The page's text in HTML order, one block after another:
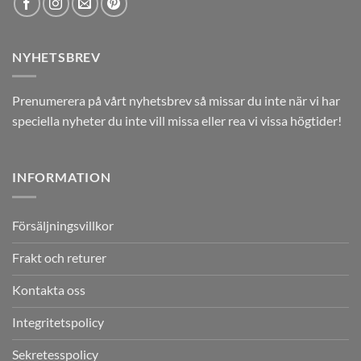
NYHETSBREV
Prenumerera på vårt nyhetsbrev så missar du inte när vi har
speciella nyheter du inte vill missa eller rea vi vissa högtider!
INFORMATION
Försäljningsvillkor
Frakt och returer
Kontakta oss
Integritetspolicy
Sekretesspolicy